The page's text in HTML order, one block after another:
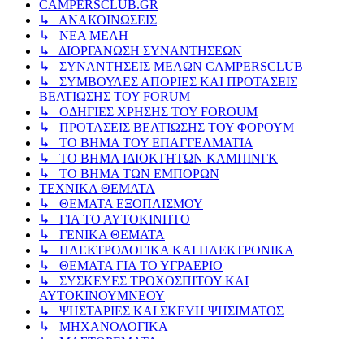
CAMPERSCLUB.GR
↳ ΑΝΑΚΟΙΝΩΣΕΙΣ
↳ ΝΕΑ ΜΕΛΗ
↳ ΔΙΟΡΓΑΝΩΣΗ ΣΥΝΑΝΤΗΣΕΩΝ
↳ ΣΥΝΑΝΤΗΣΕΙΣ ΜΕΛΩΝ CAMPERSCLUB
↳ ΣΥΜΒΟΥΛΕΣ ΑΠΟΡΙΕΣ ΚΑΙ ΠΡΟΤΑΣΕΙΣ
ΒΕΛΤΙΩΣΗΣ ΤΟΥ FORUM
↳ ΟΔΗΓΙΕΣ ΧΡΗΣΗΣ ΤΟΥ FOROUM
↳ ΠΡΟΤΑΣΕΙΣ ΒΕΛΤΙΩΣΗΣ ΤΟΥ ΦΟΡΟΥΜ
↳ ΤΟ ΒΗΜΑ ΤΟΥ ΕΠΑΓΓΕΛΜΑΤΙΑ
↳ ΤΟ ΒΗΜΑ ΙΔΙΟΚΤΗΤΩΝ ΚΑΜΠΙΝΓΚ
↳ ΤΟ ΒΗΜΑ ΤΩΝ ΕΜΠΟΡΩΝ
ΤΕΧΝΙΚΑ ΘΕΜΑΤΑ
↳ ΘΕΜΑΤΑ ΕΞΟΠΛΙΣΜΟΥ
↳ ΓΙΑ ΤΟ ΑΥΤΟΚΙΝΗΤΟ
↳ ΓΕΝΙΚΑ ΘΕΜΑΤΑ
↳ ΗΛΕΚΤΡΟΛΟΓΙΚΑ ΚΑΙ ΗΛΕΚΤΡΟΝΙΚΑ
↳ ΘΕΜΑΤΑ ΓΙΑ ΤΟ ΥΓΡΑΕΡΙΟ
↳ ΣΥΣΚΕΥΕΣ ΤΡΟΧΟΣΠΙΤΟΥ ΚΑΙ
ΑΥΤΟΚΙΝΟΥΜΝΕΟΥ
↳ ΨΗΣΤΑΡΙΕΣ ΚΑΙ ΣΚΕΥΗ ΨΗΣΙΜΑΤΟΣ
↳ ΜΗΧΑΝΟΛΟΓΙΚΑ